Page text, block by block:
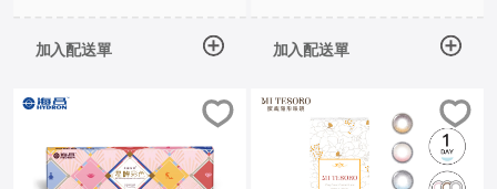
加入配送單 加入配送單